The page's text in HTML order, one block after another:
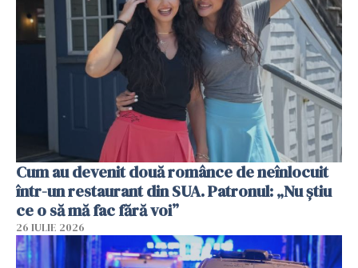
Cum au devenit două românce de neînlocuit
într-un restaurant din SUA. Patronul: „Nu știu
ce o să mă fac fără voi”
26 IULIE 2026